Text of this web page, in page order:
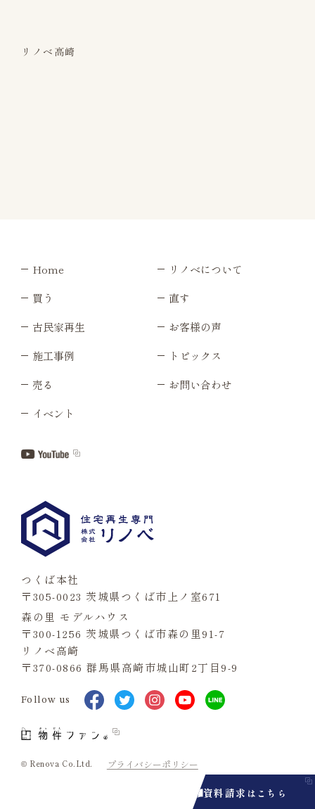
資料請求 はこちら
リノベ高崎
Home
リノベについて
買う
直す
古民家再生
お客様の声
施工事例
トピックス
売る
お問い合わせ
イベント
つくば本社
〒305-0023 茨城県つくば市上ノ室671
森の里 モデルハウス
〒300-1256 茨城県つくば市森の里91-7
リノベ高崎
〒370-0866 群馬県高崎市城山町2丁目9-9
Follow us
プライバシーポリシー
© Renova Co.Ltd.